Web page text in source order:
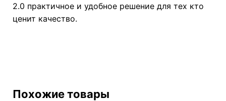
2.0 практичное и удобное решение для тех кто
ценит качество.
Похожие товары